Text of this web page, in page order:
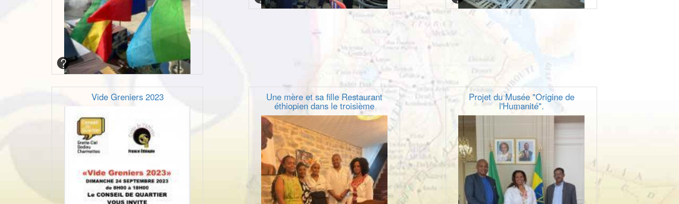
Vide Greniers 2023 Une mère et sa fille Restaurant
éthiopien dans le troisième
Projet du Musée "Origine de
l'Humanité".